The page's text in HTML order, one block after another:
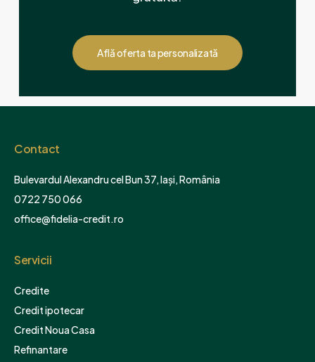
Află oferta ta personalizată
Contact
Bulevardul Alexandru cel Bun 37, Iași, România
0722 750 066
office@fidelia-credit.ro
Servicii
Credite
Credit ipotecar
Credit Noua Casa
Refinantare